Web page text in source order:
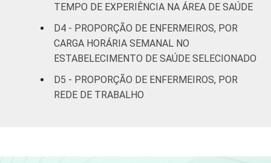
41 anos ou
mais
Essa tabela foi corrigida em maio de 2015.
https://cetic.br/noticia/cetic-br-informa-
correcao-dos-resultados-da-pesquisa-tic-
Fonte: NIC.br - fev 2013 / ago 2013
TEMPO DE EXPERIÊNCIA NA ÁREA DE SAÚDE
D4 - PROPORÇÃO DE ENFERMEIROS, POR
CARGA HORÁRIA SEMANAL NO
ESTABELECIMENTO DE SAÚDE SELECIONADO
D5 - PROPORÇÃO DE ENFERMEIROS, POR
REDE DE TRABALHO